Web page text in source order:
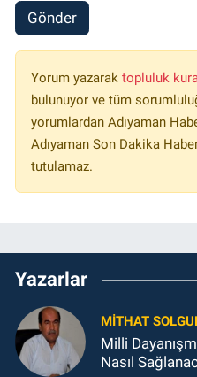
Gönder
Yorum yazarak topluluk
bulunuyor ve tüm
yorumlardan Adıyaman
Adıyaman Son Dakika
tutulamaz.
Yazarlar
MITHAT
Milli
Nasıl